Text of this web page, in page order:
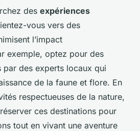
des expériences
vous vers des
l’impact
exemple, optez pour des
par des experts locaux qui
de la faune et flore. En
respectueuses de la nature,
ces destinations pour
tout en vivant une aventure